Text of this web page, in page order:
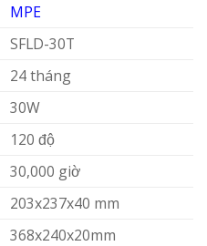
MPE
SFLD-30T
24 tháng
30W
120 độ
30,000 giờ
203x237x40 mm
368x240x20mm